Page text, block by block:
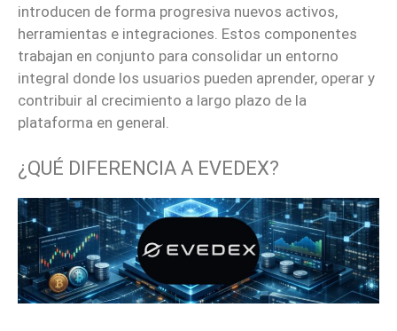
introducen de forma progresiva nuevos activos,
herramientas e integraciones. Estos componentes
trabajan en conjunto para consolidar un entorno
integral donde los usuarios pueden aprender, operar y
contribuir al crecimiento a largo plazo de la
plataforma en general.
¿QUÉ DIFERENCIA A EVEDEX?